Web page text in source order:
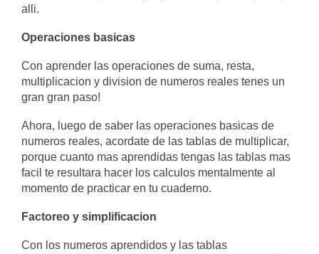
alli.
Operaciones basicas
Con aprender las operaciones de suma, resta,
multiplicacion y division de numeros reales tenes un
gran gran paso!
Ahora, luego de saber las operaciones basicas de
numeros reales, acordate de las tablas de multiplicar,
porque cuanto mas aprendidas tengas las tablas mas
facil te resultara hacer los calculos mentalmente al
momento de practicar en tu cuaderno.
Factoreo y simplificacion
Con los numeros aprendidos y las tablas